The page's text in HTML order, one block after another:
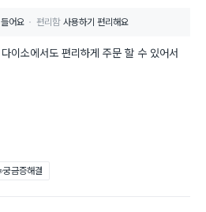
어요 편리함 사용하기 편리해요
이소에서도 편리하게 주문 할 수 있어서
궁금증해결